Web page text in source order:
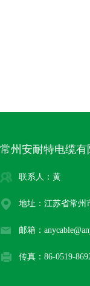
常州安耐特电缆有
联系人：黄
地址：江苏省常州
邮箱：
传真：86-0519-